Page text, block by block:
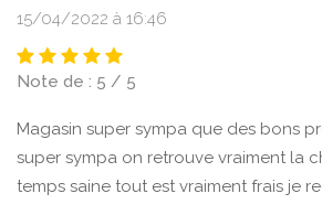
15/04/2022 à 16:46
Note de : 5 / 5
Magasin super sympa que des bons
super sympa on retrouve vraiment la
temps saine tout est vraiment frais je